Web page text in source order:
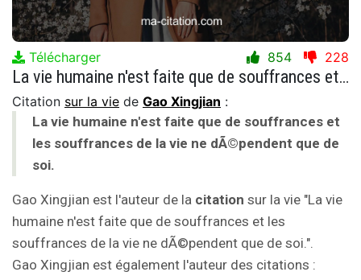
Télécharger 854 228
La vie humaine n'est faite que de souffrances et les souffrances de la vie ne dÃ©pendent que de soi.
Citation sur la vie de Gao Xingjian :
La vie humaine n'est faite que de souffrances et
les souffrances de la vie ne dÃ©pendent que de
soi.
Gao Xingjian est l'auteur de la citation sur la vie "La vie
humaine n'est faite que de souffrances et les
souffrances de la vie ne dÃ©pendent que de soi.".
Gao Xingjian est également l'auteur des citations :